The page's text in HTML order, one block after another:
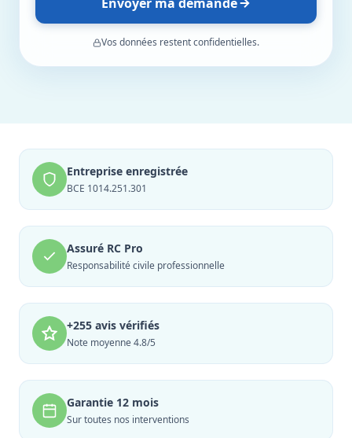
Vos données restent confidentielles.
Entreprise enregistrée
BCE 1014.251.301
Assuré RC Pro
Responsabilité civile professionnelle
+255 avis vérifiés
Note moyenne 4.8/5
Garantie 12 mois
Sur toutes nos interventions